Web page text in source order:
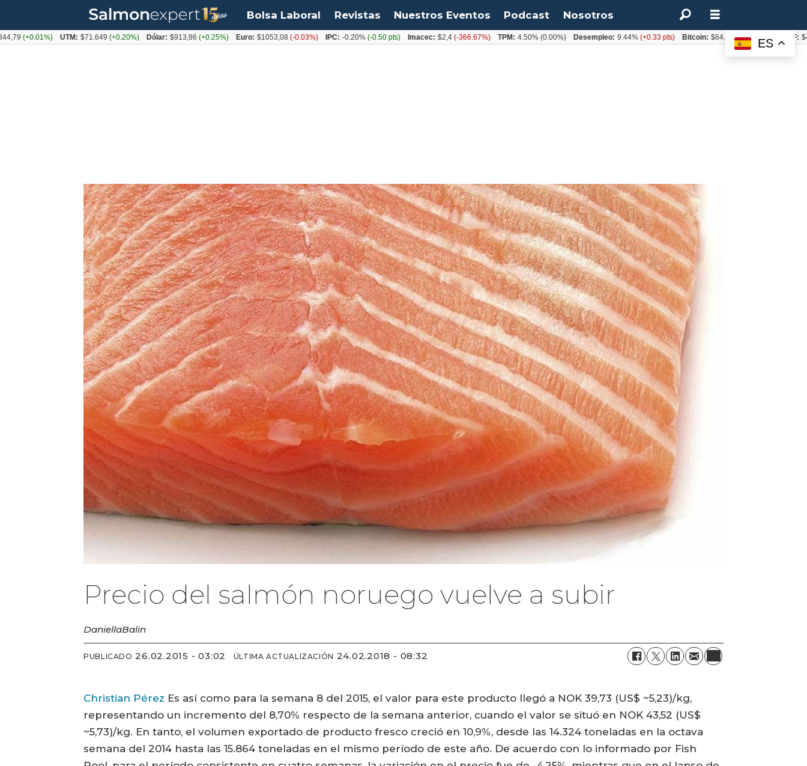
Bolsa Laboral Revistas Nuestros Eventos Podcast Nosotros
Precio del salmón noruego vuelve a subir
DaniellaBalin
PUBLICADO 26.02.2015 - 03:02 ÚLTIMA ACTUALIZACIÓN 24.02.2018 - 08:32
Christian Pérez Es así como para la semana 8 del 2015, el valor para este producto llegó a NOK 39,73 (US$ ~5,23)/kg,
representando un incremento del 8,70% respecto de la semana anterior, cuando el valor se situó en NOK 43,52 (US$
~5,73)/kg. En tanto, el volumen exportado de producto fresco creció en 10,9%, desde las 14.324 toneladas en la octava
semana del 2014 hasta las 15.864 toneladas en el mismo período de este año. De acuerdo con lo informado por Fish
ES
UTM: $71.649(+0.20%) Dólar: $913,86(+0.25%) Euro: $1053,08(-0.03%) IPC: -0.20% (-0.50 pts) Imacec: $2,4(-366.67%) TPM: 4.50%(0.00%) Desempleo: 9.44%(+0.33 pts) Bitcoin: $64.600,08(+2.93%)